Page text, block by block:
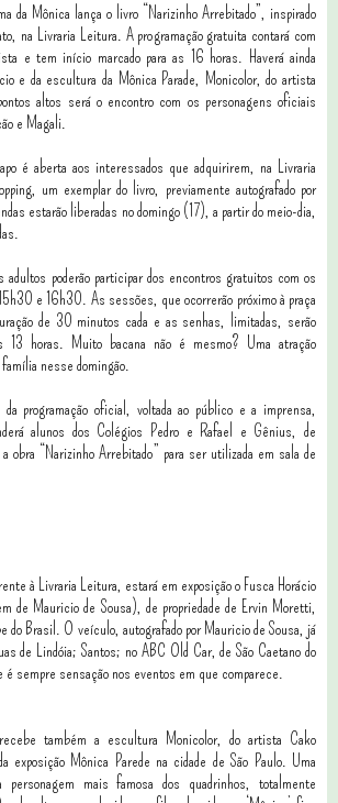
da Mônica lança o livro “Narizinho Arrebitado”, inspirado
na Livraria Leitura. A programação gratuita contará com
e tem início marcado para as 16 horas. Haverá ainda
e da escultura da Mônica Parade, Monicolor, do artista
altos será o encontro com os personagens oficiais
e Magali.
é aberta aos interessados que adquirirem, na Livraria
um exemplar do livro, previamente autografado por
estarão liberadas no domingo (17), a partir do meio-dia,
adultos poderão participar dos encontros gratuitos com os
e 16h30. As sessões, que ocorrerão próximo à praça
de 30 minutos cada e as senhas, limitadas, serão
13 horas. Muito bacana não é mesmo? Uma atração
nesse domingão.
programação oficial, voltada ao público e a imprensa,
alunos dos Colégios Pedro e Rafael e Gênius, de
obra “Narizinho Arrebitado” para ser utilizada em sala de
à Livraria Leitura, estará em exposição o Fusca Horácio
de Mauricio de Sousa), de propriedade de Ervin Moretti,
do Brasil. O veículo, autografado por Mauricio de Sousa, já
de Lindóia; Santos; no ABC Old Car, de São Caetano do
é sempre sensação nos eventos em que comparece.
também a escultura Monicolor, do artista Cako
Mônica Parede na cidade de São Paulo. Uma
mais famosa dos quadrinhos, totalmente